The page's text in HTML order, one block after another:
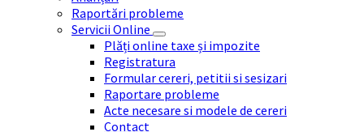
Raportări probleme
Servicii Online
Plăți online taxe și impozite
Registratura
Formular cereri, petitii si sesizari
Raportare probleme
Acte necesare si modele de cereri
Contact